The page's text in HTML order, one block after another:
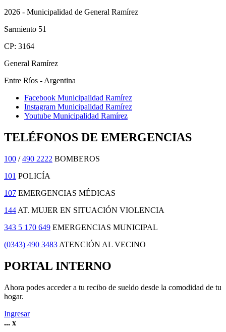
2026 - Municipalidad de General Ramírez
Sarmiento 51
CP: 3164
General Ramírez
Entre Ríos - Argentina
Facebook Municipalidad Ramírez
Instagram Municipalidad Ramírez
Youtube Municipalidad Ramírez
TELÉFONOS DE EMERGENCIAS
100 /490 2222 BOMBEROS
101 POLICÍA
107 EMERGENCIAS MÉDICAS
144 AT. MUJER EN SITUACIÓN VIOLENCIA
343 5 170 649 EMERGENCIAS MUNICIPAL
(0343) 490 3483 ATENCIÓN AL VECINO
PORTAL INTERNO
Ahora podes acceder a tu recibo de sueldo desde la comodidad de tu
hogar.
Ingresar
... x